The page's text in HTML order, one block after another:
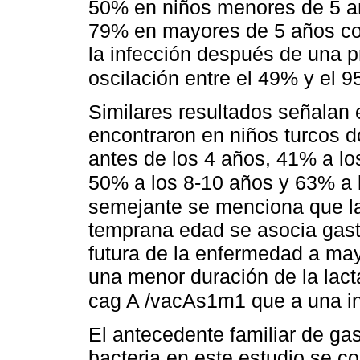
50% en niños menores de 5
79% en mayores de 5 años
la infección después de una
oscilación entre el 49% y el
Similares resultados señalan
encontraron en niños turcos
antes de los 4 años, 41% a
50% a los 8-10 años y 63%
semejante se menciona que
temprana edad se asocia
futura de la enfermedad a
una menor duración de la
cag A /vacAs1m1 que a una
El antecedente familiar de